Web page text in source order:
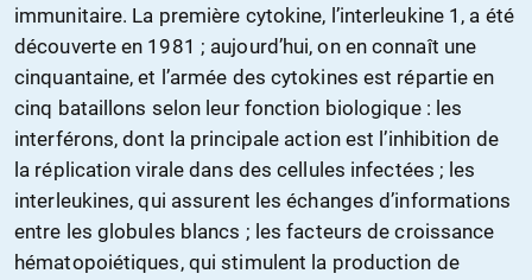
immunitaire. La première cytokine, l’interleukine 1, a été
découverte en 1981 ; aujourd’hui, on en connaît une
cinquantaine, et l’armée des cytokines est répartie en
cinq bataillons selon leur fonction biologique : les
interférons, dont la principale action est l’inhibition de
la réplication virale dans des cellules infectées ; les
interleukines, qui assurent les échanges d’informations
entre les globules blancs ; les facteurs de croissance
hématopoiétiques, qui stimulent la production de